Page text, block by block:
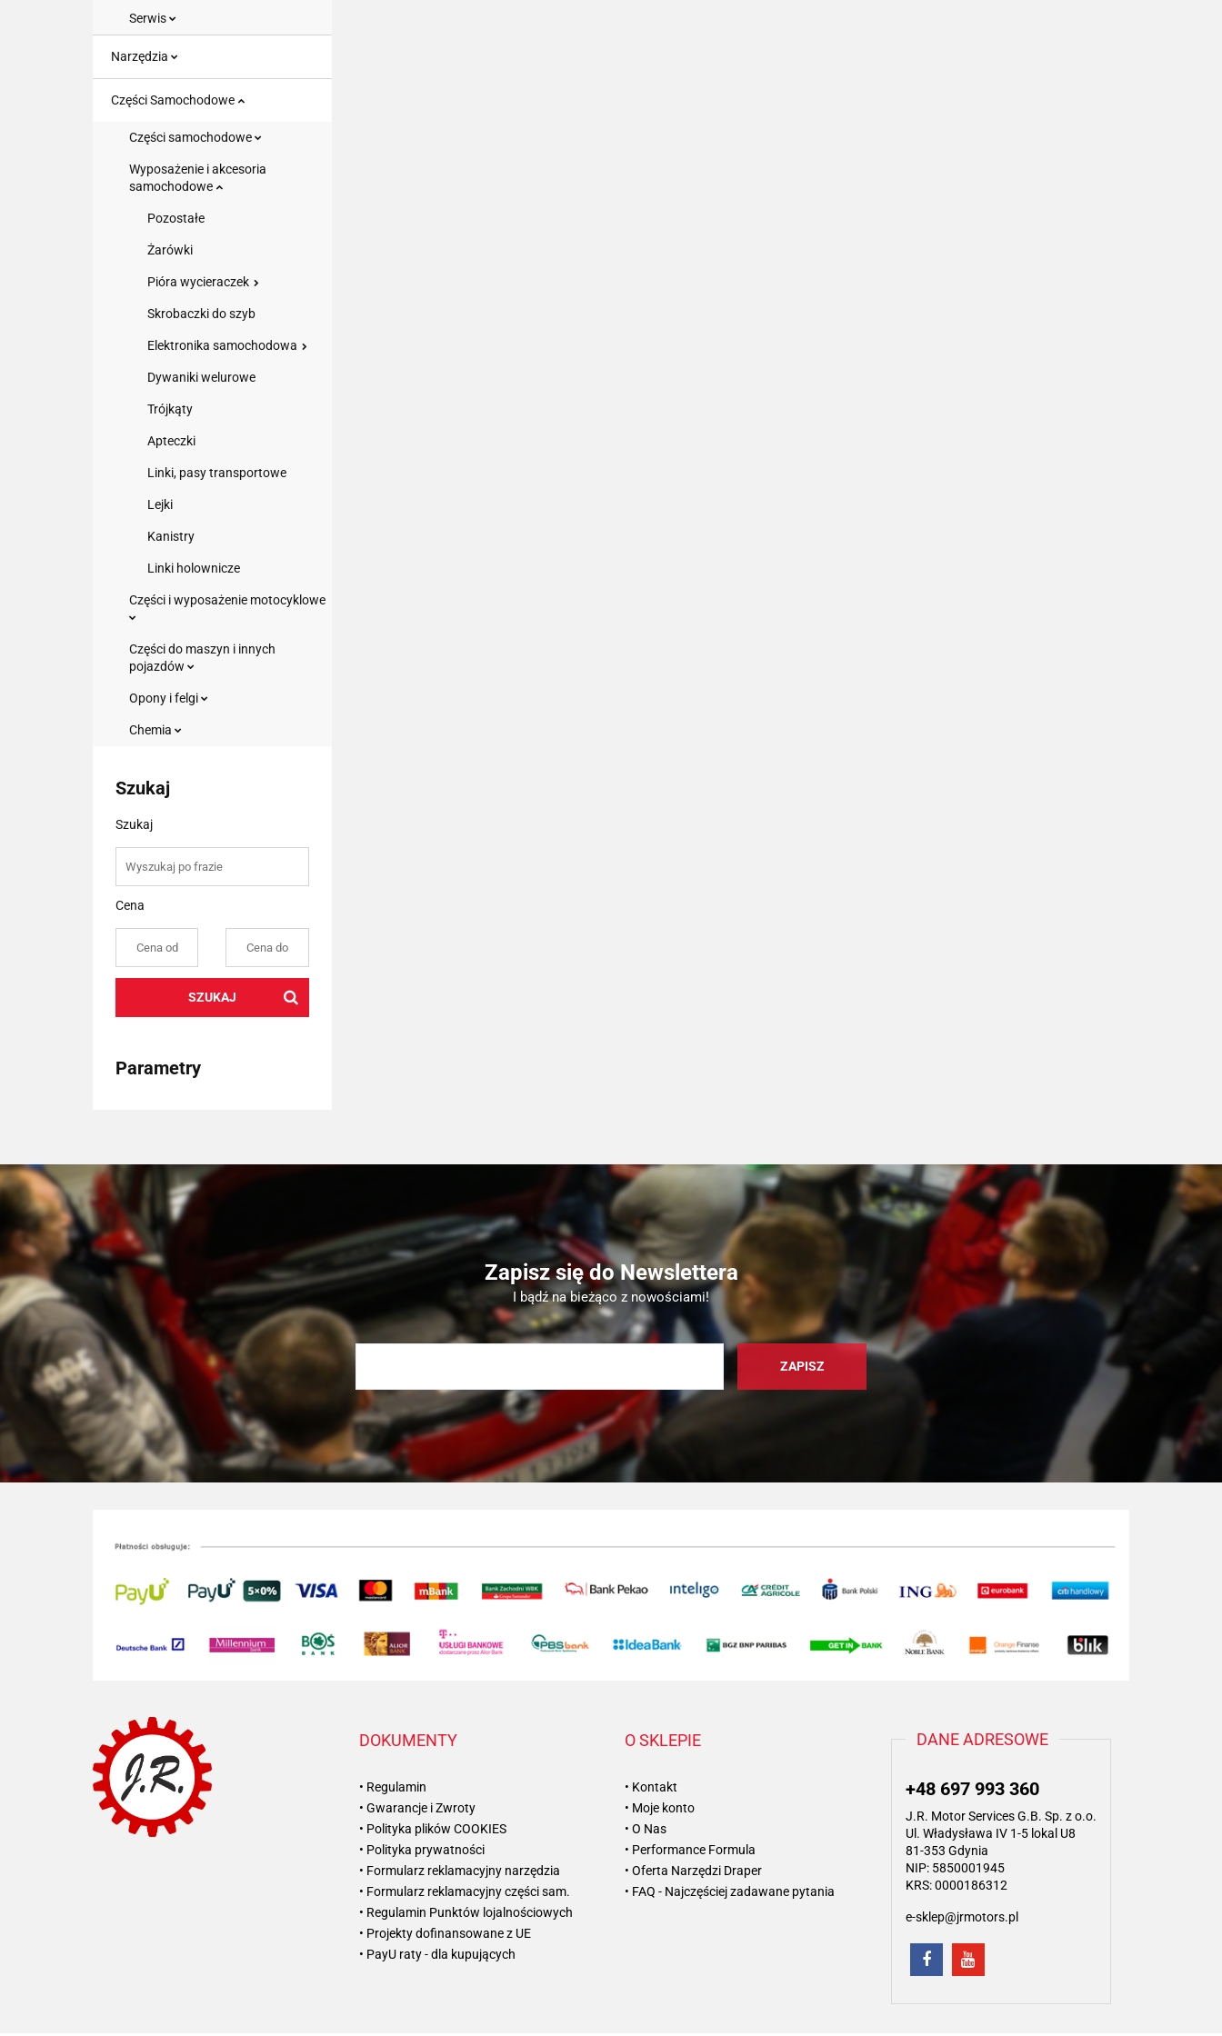
Serwis
Narzędzia
Części Samochodowe
Części samochodowe
Wyposażenie i akcesoria
samochodowe
Pozostałe
Żarówki
Pióra wycieraczek
Skrobaczki do szyb
Elektronika samochodowa
Dywaniki welurowe
Trójkąty
Apteczki
Linki, pasy transportowe
Lejki
Kanistry
Linki holownicze
Części i wyposażenie motocyklowe
Części do maszyn i innych
pojazdów
Opony i felgi
Chemia
Szukaj
Szukaj
Cena
SZUKAJ
Parametry
Zapisz się do Newslettera
I bądź na bieżąco z nowościami!
DOKUMENTY
• Regulamin
• Gwarancje i Zwroty
• Polityka plików COOKIES
• Polityka prywatności
• Formularz reklamacyjny narzędzia
• Formularz reklamacyjny części sam.
• Regulamin Punktów lojalnościowych
• Projekty dofinansowane z UE
• PayU raty - dla kupujących
O SKLEPIE
• Kontakt
• Moje konto
• O Nas
• Performance Formula
• Oferta Narzędzi Draper
• FAQ - Najczęściej zadawane pytania
DANE ADRESOWE
+48 697 993 360
J.R. Motor Services G.B. Sp. z o.o.
Ul. Władysława IV 1-5 lokal U8
81-353 Gdynia
NIP: 5850001945
KRS: 0000186312
e-sklep@jrmotors.pl